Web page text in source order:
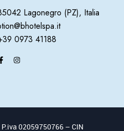
Lagonegro (PZ), Italia
0973 41188
02059750766 – CIN